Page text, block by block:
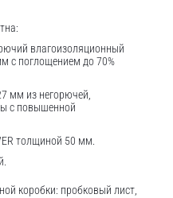
влагоизоляционный
с поглощением до 70%
мм из негорючей,
с повышенной
толщиной 50 мм.
коробки: пробковый лист,